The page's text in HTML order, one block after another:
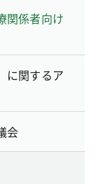
関係者向け
に関するア
会